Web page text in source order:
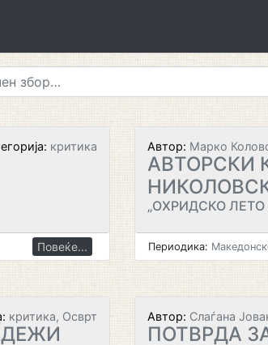
критика
Повеќе...
Автор: Марко
АВТОРСКИ
„ОХРИДСКО ЛЕТО
Периодика:
критика, Осврт Автор: Слаѓана
ПОТВРДА